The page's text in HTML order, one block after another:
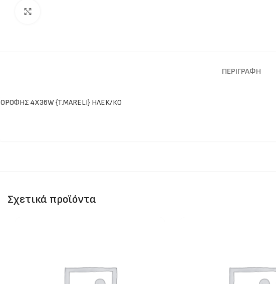
ΠΕΡΙΓΡΑΦΉ
ΟΡΟΦΗΣ 4Χ36W {T.MARELI} ΗΛΕΚ/ΚΟ
Σχετικά προϊόντα